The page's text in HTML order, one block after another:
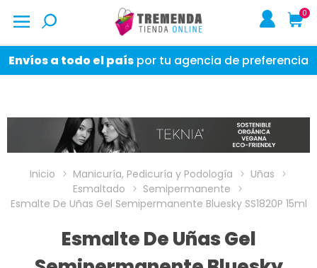
0
Envíos a todo el país por tu agencia de preferencia
Inicio Manicuría, Pedicuría y Podología
Uñas
Esmaltado
Semipermanente
Esmalte De Uñas Gel Semipermanente Bluesky SS1820P 15ml
Esmalte De Uñas Gel